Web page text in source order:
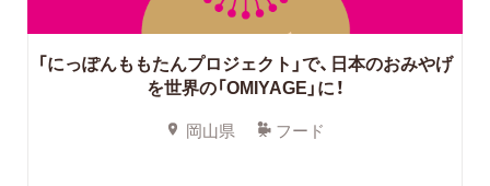
「にっぽんももたんプロジェクト」で、日本のおみやげ
を世界の「OMIYAGE」に！
岡山県 フード